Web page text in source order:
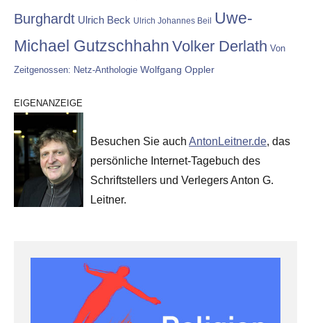
Burghardt Ulrich Beck Ulrich Johannes Beil Uwe-
Michael Gutzschhahn Volker Derlath Von
Zeitgenossen: Netz-Anthologie Wolfgang Oppler
EIGENANZEIGE
Besuchen Sie auch AntonLeitner.de, das
persönliche Internet-Tagebuch des
Schriftstellers und Verlegers Anton G.
Leitner.